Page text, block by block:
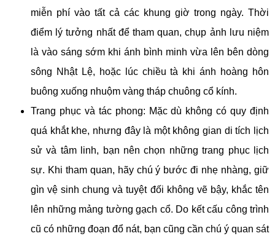
miễn phí vào tất cả các khung giờ trong ngày. Thời
điểm lý tưởng nhất để tham quan, chụp ảnh lưu niệm
là vào sáng sớm khi ánh bình minh vừa lên bên dòng
sông Nhật Lệ, hoặc lúc chiều tà khi ánh hoàng hôn
buông xuống nhuộm vàng tháp chuông cổ kính.
Trang phục và tác phong: Mặc dù không có quy định
quá khắt khe, nhưng đây là một không gian di tích lịch
sử và tâm linh, bạn nên chọn những trang phục lịch
sự. Khi tham quan, hãy chú ý bước đi nhẹ nhàng, giữ
gìn vệ sinh chung và tuyệt đối không vẽ bậy, khắc tên
lên những mảng tường gạch cổ. Do kết cấu công trình
cũ có những đoạn đổ nát, bạn cũng cần chú ý quan sát